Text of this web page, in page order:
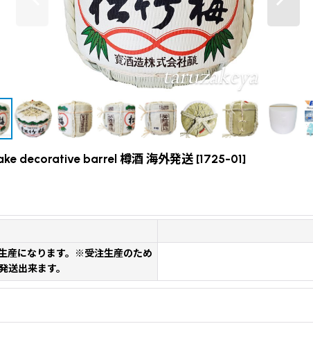
decorative barrel 樽酒 海外発送 [1725-01]
産になります。※受注生産のため
出来ます。